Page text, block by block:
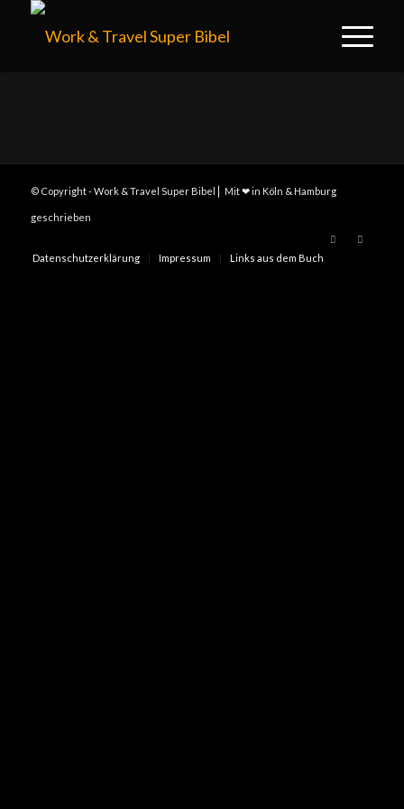
© Copyright - Work & Travel Super Bibel ⎢ Mit ❤ in Köln & Hamburg
geschrieben
Datenschutzerklärung Impressum Links aus dem Buch